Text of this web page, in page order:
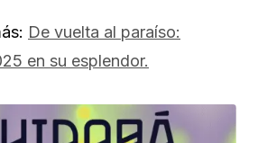
De vuelta al paraíso:
en su esplendor.